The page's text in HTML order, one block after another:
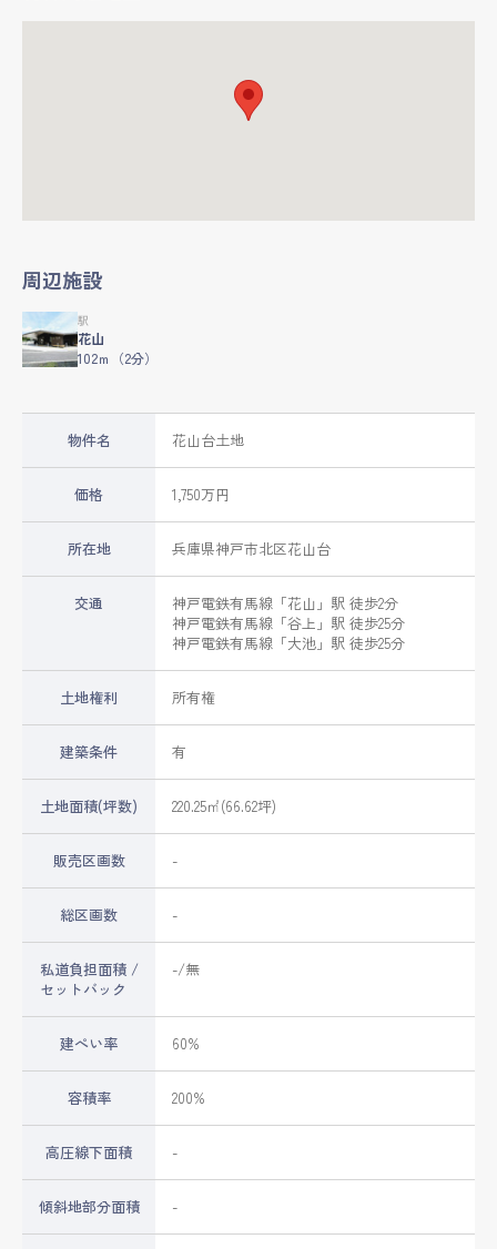
周辺施設
駅
花山
102ｍ（2分）
物件名 花山台土地
価格 1,750万円
所在地 兵庫県神戸市北区花山台
交通 神戸電鉄有馬線 「花山 」駅 徒歩2分
神戸電鉄有馬線 「谷上 」駅 徒歩25分
神戸電鉄有馬線 「大池 」駅 徒歩25分
土地権利 所有権
建築条件 有
土地面積(坪数) 220.25㎡(66.62坪)
販売区画数 -
総区画数 -
私道負担面積 /
セットバック
-/無
建ぺい率 60%
容積率 200%
高圧線下面積 -
傾斜地部分面積 -